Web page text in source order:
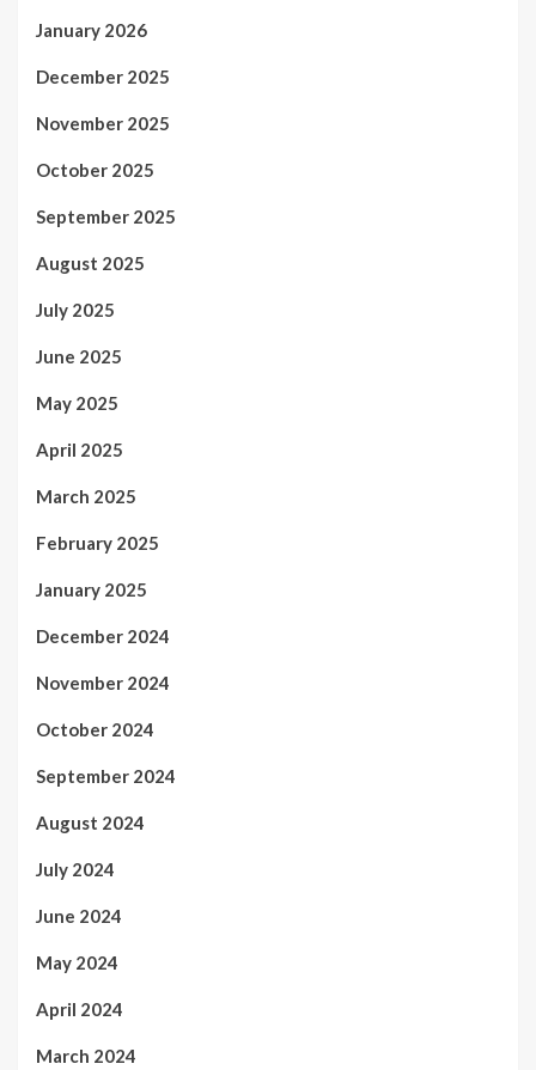
January 2026
December 2025
November 2025
October 2025
September 2025
August 2025
July 2025
June 2025
May 2025
April 2025
March 2025
February 2025
January 2025
December 2024
November 2024
October 2024
September 2024
August 2024
July 2024
June 2024
May 2024
April 2024
March 2024